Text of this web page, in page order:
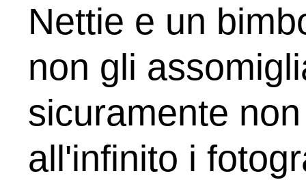
Nettie e un
non gli
sicuramente
all'infinito i